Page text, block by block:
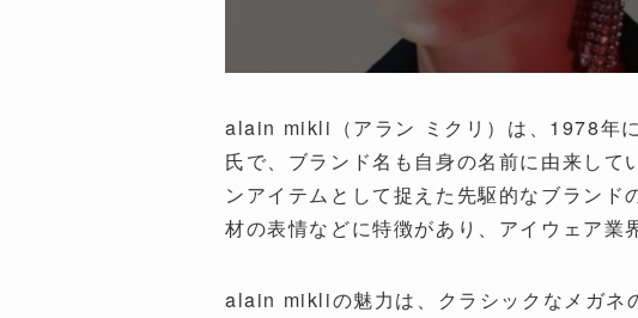
alain mikli（アラン ミクリ）は、1978年
氏で、ブランド名も自身の名前に由来し
ンアイテムとして捉えた先駆的なブラン
材の表情などに特徴があり、アイウェア業
alain mikliの魅力は、クラシックなメガネ